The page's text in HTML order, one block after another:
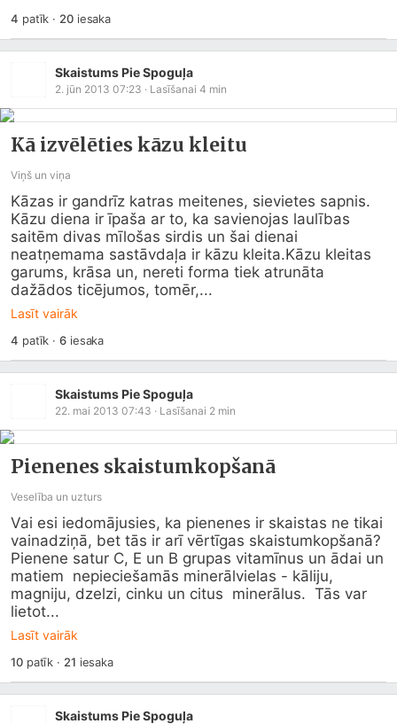
4 patīk · 20iesaka
Skaistums Pie Spoguļa
2. jūn 2013 07:23 · Lasīšanai 4 min
Kā izvēlēties kāzu kleitu
Viņš un viņa
Kāzas ir gandrīz katras meitenes, sievietes sapnis.
Kāzu diena ir īpaša ar to, ka savienojas laulības
saitēm divas mīlošas sirdis un šai dienai
neatņemama sastāvdaļa ir kāzu kleita.Kāzu kleitas
garums, krāsa un, nereti forma tiek atrunāta
dažādos ticējumos, tomēr,...
Lasīt vairāk
4 patīk ·6iesaka
Skaistums Pie Spoguļa
22. mai 2013 07:43 · Lasīšanai 2 min
Pienenes skaistumkopšanā
Veselība un uzturs
Vai esi iedomājusies, ka pienenes ir skaistas ne tikai
vainadziņā, bet tās ir arī vērtīgas skaistumkopšanā?
Pienene satur C, E un B grupas vitamīnus un ādai un
matiem  nepieciešamās minerālvielas - kāliju,
magniju, dzelzi, cinku un citus  minerālus.  Tās var
lietot...
Lasīt vairāk
10patīk · 21 iesaka
Skaistums Pie Spoguļa